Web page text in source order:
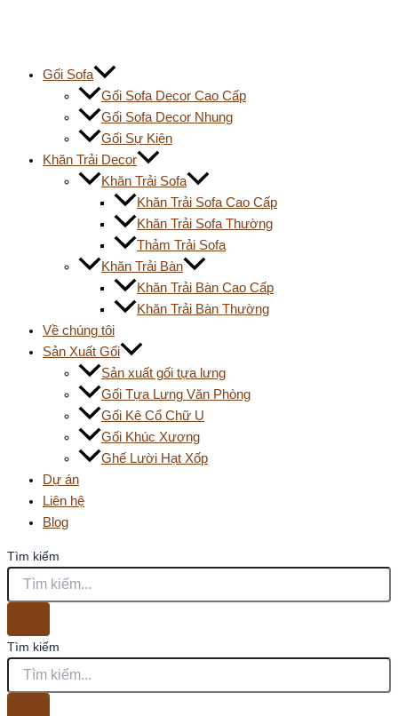
Gối Sofa
Gối Sofa Decor Cao Cấp
Gối Sofa Decor Nhung
Gối Sự Kiện
Khăn Trải Decor
Khăn Trải Sofa
Khăn Trải Sofa Cao Cấp
Khăn Trải Sofa Thường
Thảm Trải Sofa
Khăn Trải Bàn
Khăn Trải Bàn Cao Cấp
Khăn Trải Bàn Thường
Về chúng tôi
Sản Xuất Gối
Sản xuất gối tựa lưng
Gối Tựa Lưng Văn Phòng
Gối Kê Cổ Chữ U
Gối Khúc Xương
Ghế Lười Hạt Xốp
Dự án
Liên hệ
Blog
Tìm kiếm
Tìm kiếm